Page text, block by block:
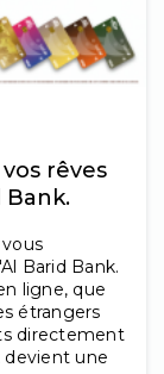
rêves
Bank.
Barid Bank.
ligne, que
étrangers
directement
devient une